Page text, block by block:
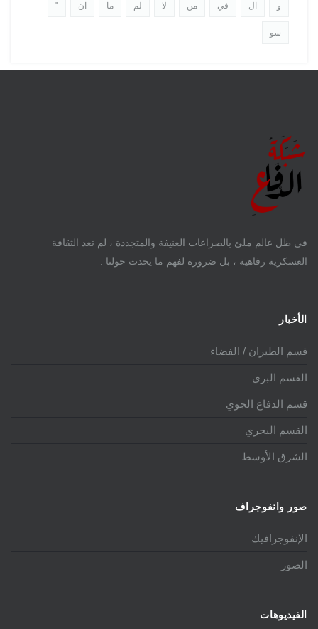
و ال في من لا لم ما ان "
سو
فى ظل عالم ملئ بالصراعات العنيفة والمتجددة ، لم تعد الثقافة
العسكرية رفاهية ، بل ضرورة لفهم ما يحدث حولنا .
الأخبار
قسم الطيران / الفضاء
القسم البري
قسم الدفاع الجوي
القسم البحري
الشرق الأوسط
صور وانفوجراف
الإنفوجرافيك
الصور
الفيديوهات